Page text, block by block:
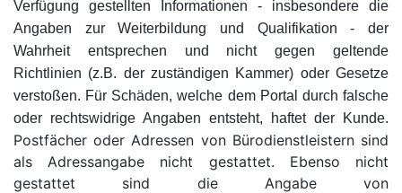
Verfügung gestellten Informationen - insbesondere die
Angaben zur Weiterbildung und Qualifikation - der
Wahrheit entsprechen und nicht gegen geltende
Richtlinien (z.B. der zuständigen Kammer) oder Gesetze
verstoßen. Für Schäden, welche dem Portal durch falsche
oder rechtswidrige Angaben entsteht, haftet der Kunde.
Postfächer oder Adressen von Bürodienstleistern sind
als Adressangabe nicht gestattet. Ebenso nicht
gestattet sind die Angabe von